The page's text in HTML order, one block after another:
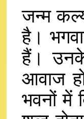
जन्म
है।
हैं।
आवाज
भवनों में